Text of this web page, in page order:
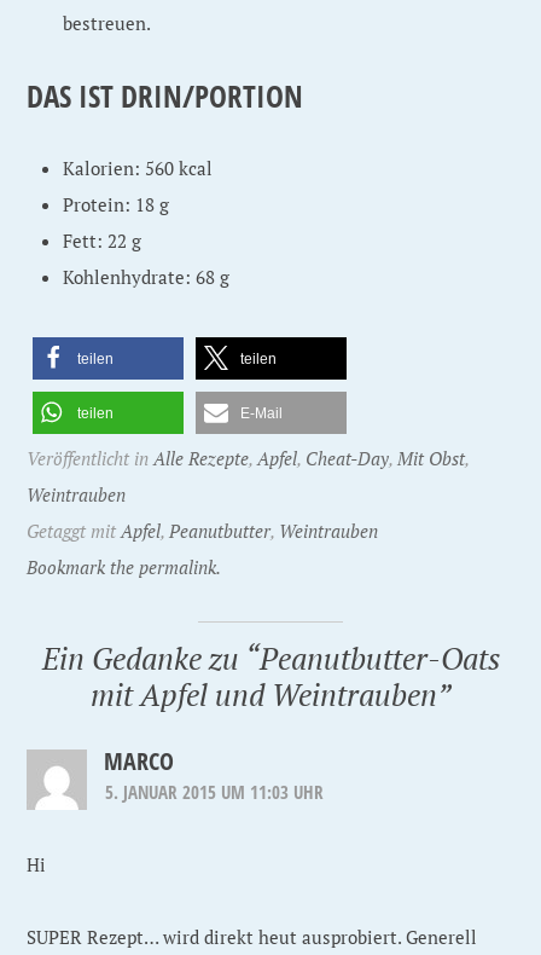
bestreuen.
DAS IST DRIN/PORTION
Kalorien: 560 kcal
Protein: 18 g
Fett: 22 g
Kohlenhydrate: 68 g
teilen teilen
teilen E-Mail
Veröffentlicht in Alle Rezepte, Apfel, Cheat-Day, Mit Obst,
Weintrauben
Getaggt mit Apfel, Peanutbutter, Weintrauben
Bookmark the permalink.
Ein Gedanke zu “Peanutbutter-Oats
mit Apfel und Weintrauben”
MARCO
5. JANUAR 2015 UM 11:03 UHR
Hi
SUPER Rezept… wird direkt heut ausprobiert. Generell